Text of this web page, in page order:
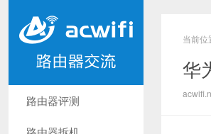
路由器评测
当前位
华